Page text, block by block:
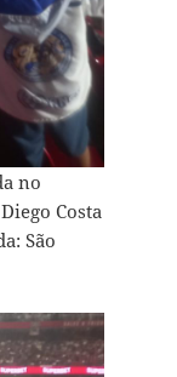
no
Costa
São